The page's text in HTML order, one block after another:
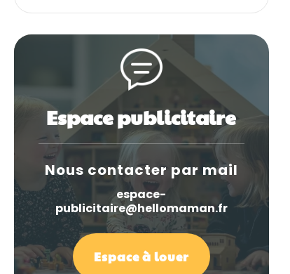
Espace publicitaire
Nous contacter par mail
espace-
publicitaire@hellomaman.fr
Espace à louer